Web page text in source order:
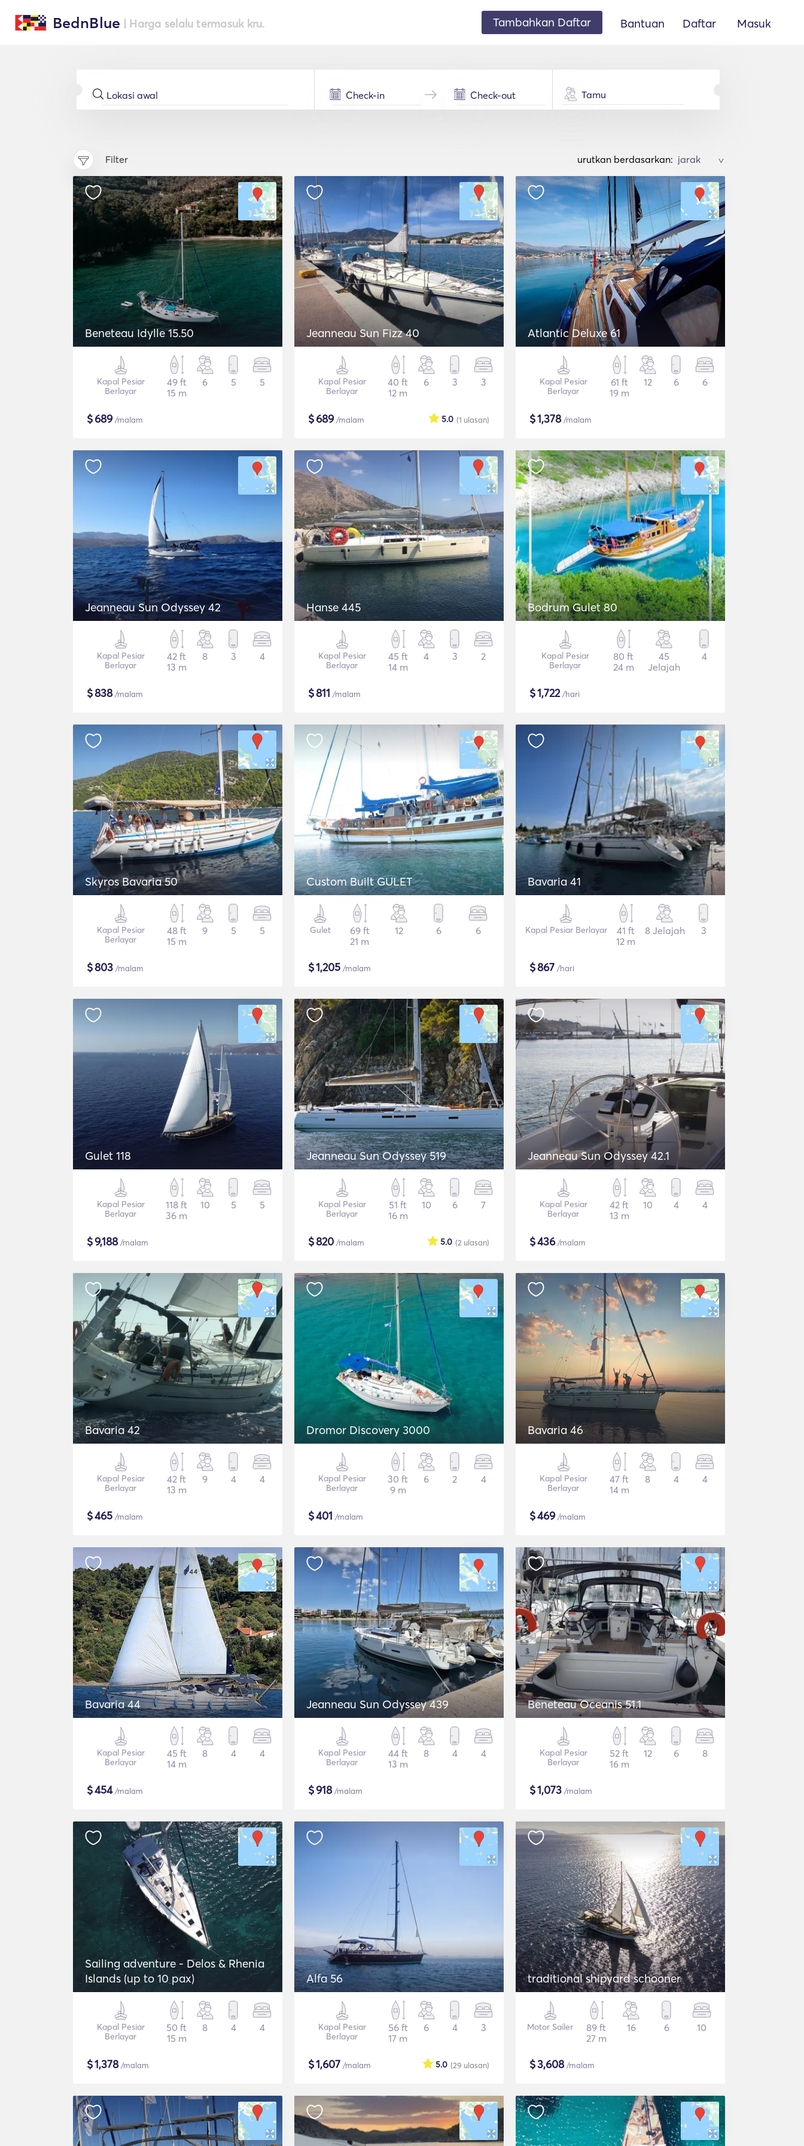
BednBlue | Harga selalu termasuk kru. Tambahkan Daftar Bantuan Daftar Masuk
Tamu
Filter urutkan berdasarkan: >
Beneteau Idylle 15.50
Kapal Pesiar
Berlayar
49 ft
15 m
6 5 5
$689/malam
Jeanneau Sun Fizz 40
Kapal Pesiar
Berlayar
40 ft
12 m
6 3 3
$689/malam (1 ulasan)
5.0
Atlantic Deluxe 61
Kapal Pesiar
Berlayar
61 ft
19 m
12 6 6
$1,378/malam
Jeanneau Sun Odyssey 42
Kapal Pesiar
Berlayar
42 ft
13 m
8 3 4
$838/malam
Hanse 445
Kapal Pesiar
Berlayar
45 ft
14 m
4 3 2
$811 /malam
Bodrum Gulet 80
Kapal Pesiar
Berlayar
80 ft
24 m
45
Jelajah
4
$1,722/hari
Skyros Bavaria 50
Kapal Pesiar
Berlayar
48 ft
15 m
9 5 5
$803 /malam
Custom Built GULET
Gulet
69 ft
21 m
12 6 6
$1,205 /malam
Bavaria 41
Kapal Pesiar Berlayar
41 ft
12 m
8 Jelajah 3
$867 /hari
Gulet 118
Kapal Pesiar
Berlayar
118 ft
36 m
10 5 5
$9,188/malam
Jeanneau Sun Odyssey 519
Kapal Pesiar
Berlayar
51 ft
16 m
10 6 7
$820 /malam (2 ulasan)
5.0
Jeanneau Sun Odyssey 42.1
Kapal Pesiar
Berlayar
42 ft
13 m
10 4 4
$436/malam
Bavaria 42
Kapal Pesiar
Berlayar
42 ft
13 m
9 4 4
$465 /malam
Dromor Discovery 3000
Kapal Pesiar
Berlayar
30 ft
9 m
6 2 4
$401 /malam
Bavaria 46
Kapal Pesiar
Berlayar
47 ft
14 m
8 4 4
$469/malam
Bavaria 44
Kapal Pesiar
Berlayar
45 ft
14 m
8 4 4
$454/malam
Jeanneau Sun Odyssey 439
Kapal Pesiar
Berlayar
44 ft
13 m
8 4 4
$918/malam
Beneteau Oceanis 51.1
Kapal Pesiar
Berlayar
52 ft
16 m
12 6 8
$1,073 /malam
Sailing adventure - Delos & Rhenia
Islands (up to 10 pax)
Kapal Pesiar
Berlayar
50 ft
15 m
8 4 4
$1,378/malam
Alfa 56
Kapal Pesiar
Berlayar
56 ft
17 m
6 4 3
$1,607 /malam (29 ulasan)
5.0
traditional shipyard schooner
Motor Sailer
89 ft
27 m
16 6 10
$3,608/malam